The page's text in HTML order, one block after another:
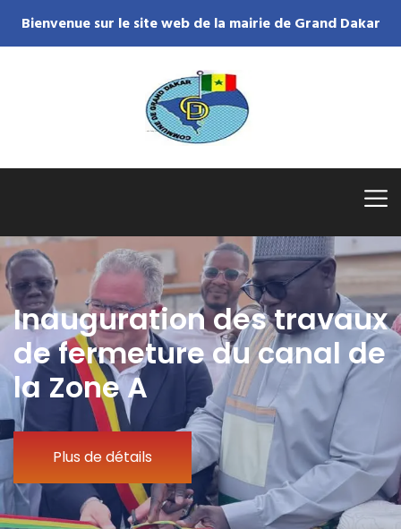
Bienvenue sur le site web de la mairie de Grand Dakar
Inauguration des travaux
de fermeture du canal de
la Zone A
Plus de détails